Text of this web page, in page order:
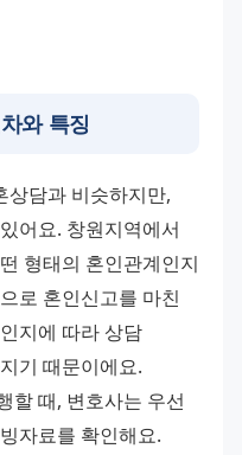
와 특징
상담과 비슷하지만,
어요. 창원지역에서
형태의 혼인관계인지
로 혼인신고를 마친
지에 따라 상담
기 때문이에요.
할 때, 변호사는 우선
자료를 확인해요.